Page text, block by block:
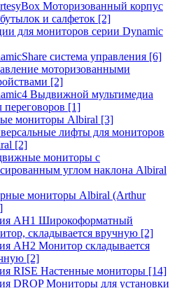
Моторизованный корпус
и салфеток [2]
для мониторов серии Dynamic
система управления [6]
моторизованными
[2]
Выдвижной мультимедиа
переговоров [1]
мониторы Albiral [3]
лифты для мониторов
[2]
мониторы с
углом наклона Albiral
мониторы Albiral (Arthur
AH1 Широкоформатный
складывается вручную [2]
AH2 Монитор складывается
[2]
RISE Настенные мониторы [14]
DROP Мониторы для установки